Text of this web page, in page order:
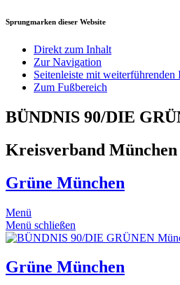
Sprungmarken dieser Website
Direkt zum Inhalt
Zur Navigation
Seitenleiste mit weiterführenden
Zum Fußbereich
BÜNDNIS 90/DIE
Kreisverband München
Grüne München
Menü
Menü schließen
Grüne München